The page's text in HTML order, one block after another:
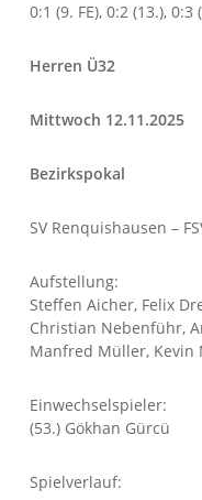
0:1 (9. FE), 0:2 (13.),
Herren Ü32
Mittwoch 12.11.2025
Bezirkspokal
SV Renquishausen
Aufstellung:
Steffen Aicher, Felix
Christian Nebenführ,
Manfred Müller, Kevin
Einwechselspieler:
(53.) Gökhan Gürcü
Spielverlauf: